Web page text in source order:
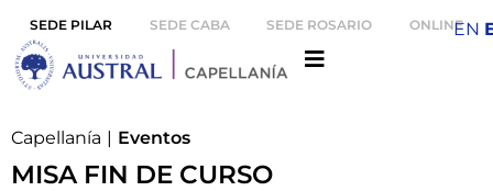
SEDE PILAR SEDE CABA SEDE ROSARIO ONLINE
Capellanía | Eventos
MISA FIN DE CURSO
EN